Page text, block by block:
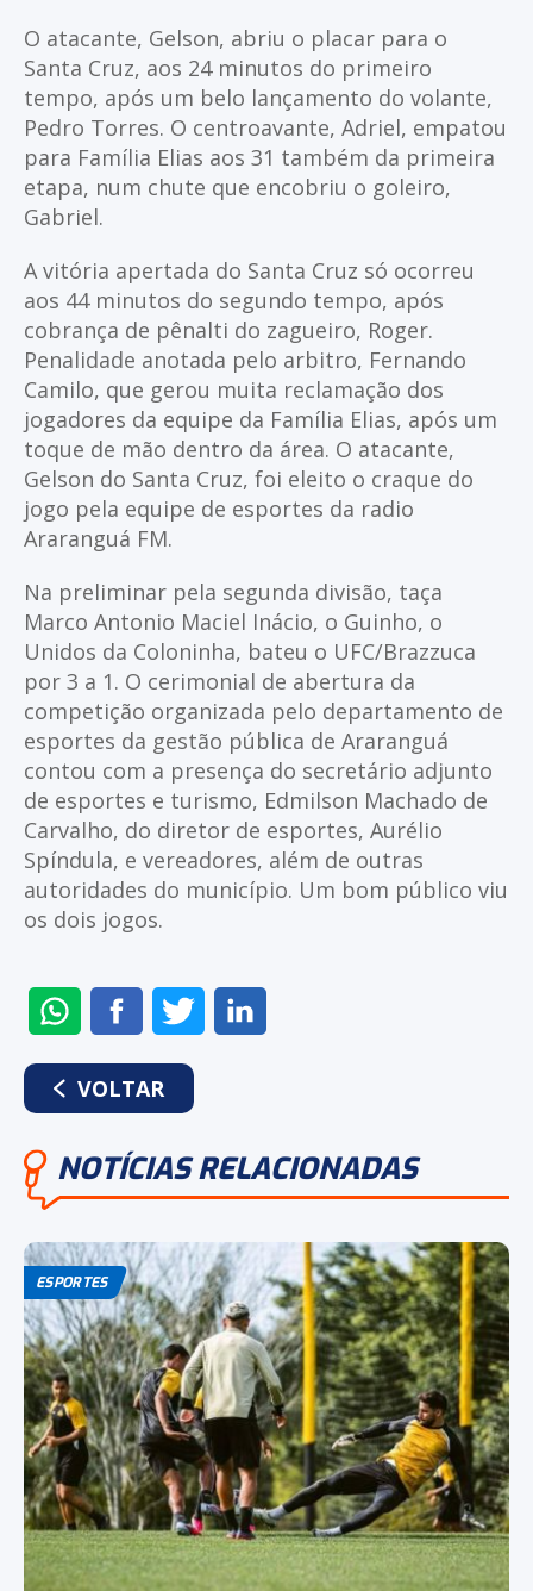
O atacante, Gelson, abriu o placar para o
Santa Cruz, aos 24 minutos do primeiro
tempo, após um belo lançamento do volante,
Pedro Torres. O centroavante, Adriel, empatou
para Família Elias aos 31 também da primeira
etapa, num chute que encobriu o goleiro,
Gabriel.
A vitória apertada do Santa Cruz só ocorreu
aos 44 minutos do segundo tempo, após
cobrança de pênalti do zagueiro, Roger.
Penalidade anotada pelo arbitro, Fernando
Camilo, que gerou muita reclamação dos
jogadores da equipe da Família Elias, após um
toque de mão dentro da área. O atacante,
Gelson do Santa Cruz, foi eleito o craque do
jogo pela equipe de esportes da radio
Araranguá FM.
Na preliminar pela segunda divisão, taça
Marco Antonio Maciel Inácio, o Guinho, o
Unidos da Coloninha, bateu o UFC/Brazzuca
por 3 a 1. O cerimonial de abertura da
competição organizada pelo departamento de
esportes da gestão pública de Araranguá
contou com a presença do secretário adjunto
de esportes e turismo, Edmilson Machado de
Carvalho, do diretor de esportes, Aurélio
Spíndula, e vereadores, além de outras
autoridades do município. Um bom público viu
os dois jogos.
ENVIAR
NO
WHATSAPP
COMPARTILHAR
NO
FACEBOOK
COMPARTILHAR
NO
VOLTAR
NOTÍCIAS RELACIONADAS
ESPORTES